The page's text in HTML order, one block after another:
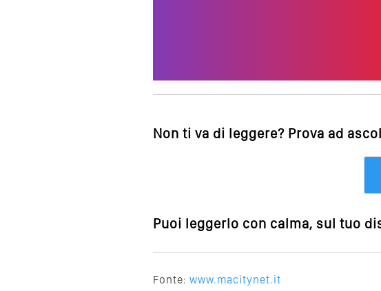
Non ti va di leggere? Prova ad
Puoi leggerlo con calma, sul tuo
Fonte: www.macitynet.it